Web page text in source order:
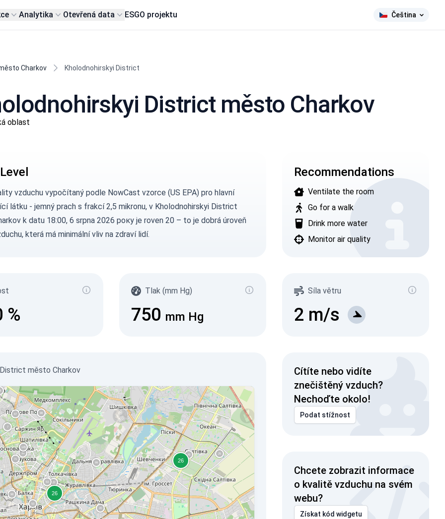
Analytika Otevřená data ESGO projektu Čeština
Charkov Kholodnohirskyi District
District město Charkov
oblast
vzduchu vypočítaný podle NowCast vzorce (US EPA)pro hlavní
látku - jemný prach s frakcí 2,5 mikronu, v Kholodnohirskyi District
k datu 18:00, 6 srpna 2026 року je roven 20 – to je dobrá úroveň
která má minimální vliv na zdraví lidí.
Recommendations
Ventilate the room
Go for a walk
Drink more water
Monitor air quality
%
Tlak (mm Hg)
750 mm Hg
Síla větru
2 m/s
město Charkov
Cítíte nebo vidíte
znečištěný vzduch?
Nechoďte okolo!
Podat stížnost
Chcete zobrazit informace
o kvalitě vzduchu na svém
webu?
Získat kód widgetu